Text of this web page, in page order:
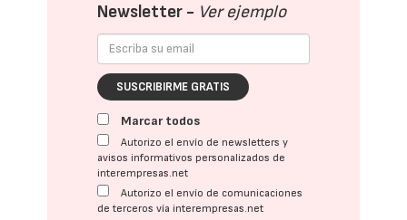
Newsletter - Ver ejemplo
SUSCRIBIRME GRATIS
Marcar todos
Autorizo el envío de newsletters y
avisos informativos personalizados de
interempresas.net
Autorizo el envío de comunicaciones
de terceros vía interempresas.net